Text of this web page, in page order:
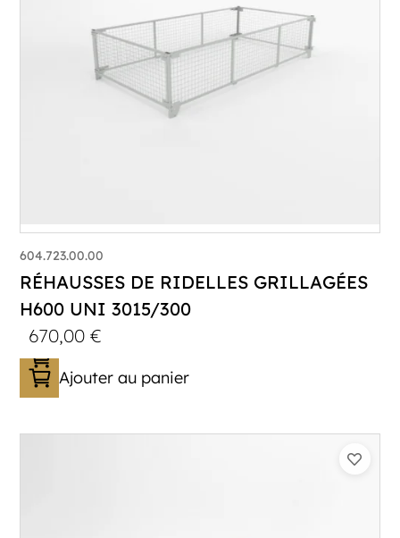
604.723.00.00
RÉHAUSSES DE RIDELLES GRILLAGÉES
H600 UNI 3015/300
670,00€
Ajouter au panier